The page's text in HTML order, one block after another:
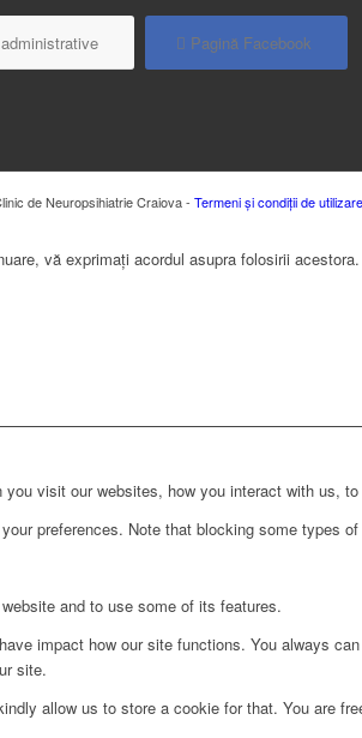
Pagină Facebook
de Neuropsihiatrie Craiova - Termeni și condiții de
vă exprimați acordul asupra folosirii acestora.
visit our websites, how you interact with us,
preferences. Note that blocking some types
and to use some of its features.
impact how our site functions. You always
site.
allow us to store a cookie for that. You are